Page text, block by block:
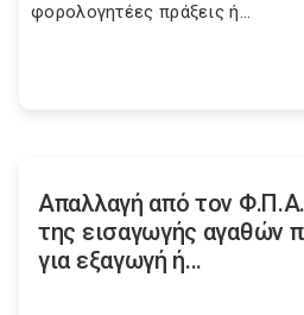
φορολογητέες πράξεις ή...
Απαλλαγή από τον
της εισαγωγής αγαθών
για εξαγωγή ή...